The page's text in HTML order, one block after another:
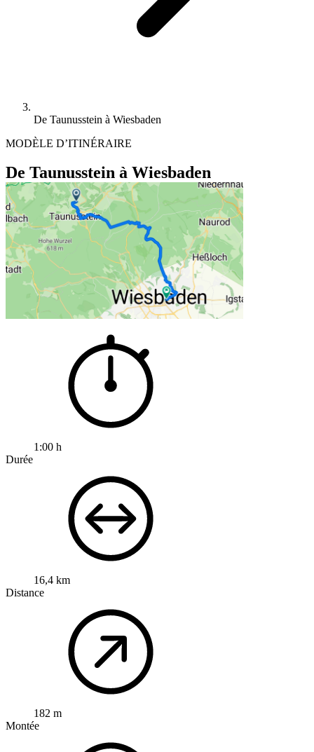
De Taunusstein à Wiesbaden
MODÈLE D’ITINÉRAIRE
De Taunusstein à Wiesbaden
1:00 h
Durée
16,4 km
Distance
182 m
Montée